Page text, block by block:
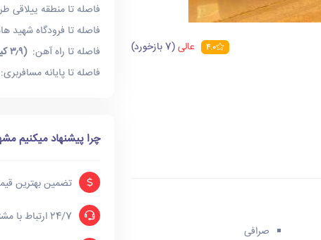
4.0 عالی(7 بازخورد)
صرافی
فاصله تا منطقه ییلاقی
فاصله تا فرودگاه شهید
فاصله تا راه آهن:(۳٫۹ کیلومتر)
فاصله تا پایانه
چرا پیشنهاد میکنیم
تضمین بهترین
24/7 ارتباط با مشتری